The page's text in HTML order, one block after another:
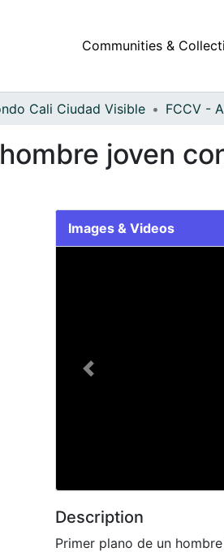
Communities &
Cali Ciudad Visible
joven
Images & Videos
Previous
Description
Primer plano de un